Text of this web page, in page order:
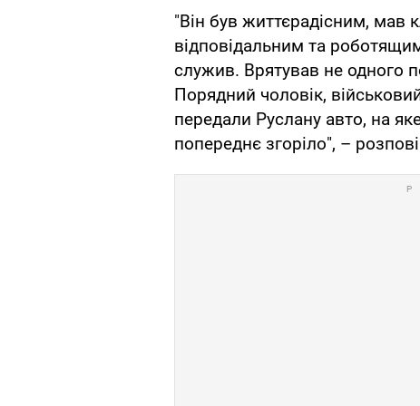
"Він був життєрадісним, мав
відповідальним та
служив. Врятував не одного
Порядний чоловік,
передали Руслану авто, на
попереднє згоріло", –